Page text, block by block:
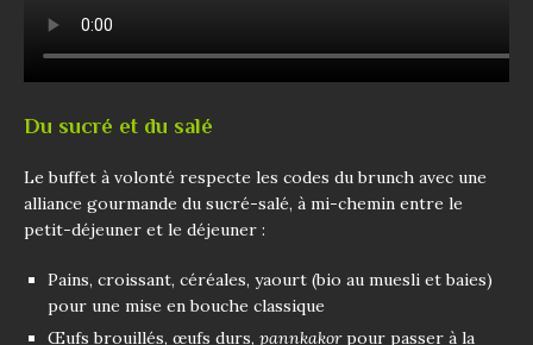
Du sucré et du salé
Le buffet à volonté respecte les codes du brunch avec une
alliance gourmande du sucré-salé, à mi-chemin entre le
petit-déjeuner et le déjeuner :
Pains, croissant, céréales, yaourt (bio au muesli et baies)
pour une mise en bouche classique
Œufs brouillés, œufs durs, pannkakorpour passer à la